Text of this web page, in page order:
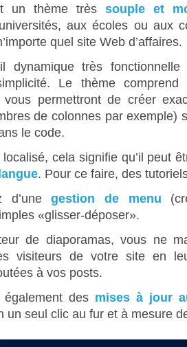
un thème très souple et
aux écoles ou aux
quel site Web d’affaires.
dynamique très
Le thème comprend
vous permettront de créer
de colonnes par exemple)
le code.
cela signifie qu’il peut
. Pour ce faire, des
d’unegestion de menu
«glisser-déposer».
de diaporamas, vous ne
visiteurs de votre site en
à vos posts.
également des mises à jour
un seul clic au fur et à mesure